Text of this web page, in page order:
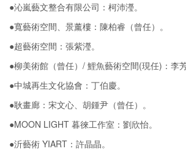
●沁嵐藝文整合有限公司：柯沛瀅。
●寬藝術空間、景薰樓：陳柏睿（曾任）。
●超藝術空間：張紫瀅。
●柳美術館（曾任）/ 鯉魚藝術空間(現任)：李芳
●中城再生文化協會：丁伯慶。
●耿畫廊：宋文心、胡鍾尹（曾任）。
●MOON LIGHT 暮徠工作室：劉欣怡。
●沂藝術 YIART：許晶晶。